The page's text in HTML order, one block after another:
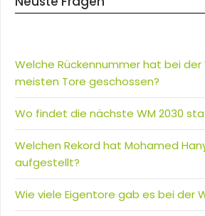
Welche Rückennummer hat bei der
meisten Tore geschossen?
Wo findet die nächste WM 2030
Welchen Rekord hat Mohamed
aufgestellt?
Wie viele Eigentore gab es bei der